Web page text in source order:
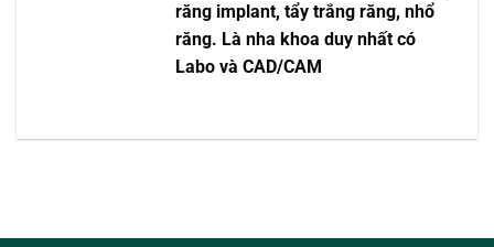
răng implant, tẩy trắng răng, nhổ
răng. Là nha khoa duy nhất có
Labo và CAD/CAM